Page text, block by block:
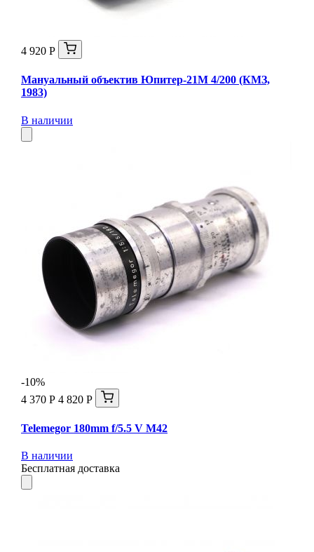
4 920 Р
Мануальный объектив Юпитер-21М 4/200 (КМЗ,
1983)
В наличии
-10%
4 370 Р 4 820 Р
Telemegor 180mm f/5.5 V M42
В наличии
Бесплатная доставка